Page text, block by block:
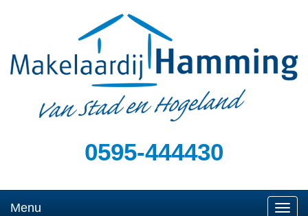
0595-444430
Menu